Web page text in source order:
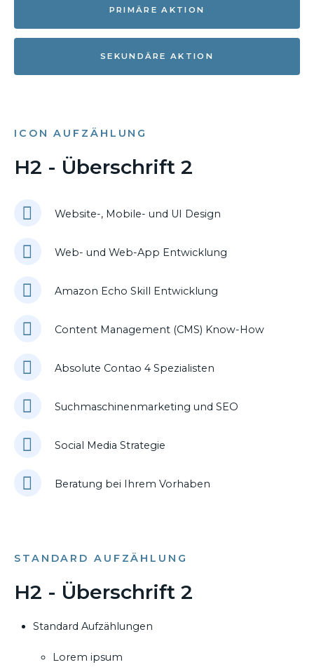
PRIMÄRE AKTION
SEKUNDÄRE AKTION
ICON AUFZÄHLUNG
H2 - Überschrift 2
Website-, Mobile- und UI Design
Web- und Web-App Entwicklung
Amazon Echo Skill Entwicklung
Content Management (CMS) Know-How
Absolute Contao 4 Spezialisten
Suchmaschinenmarketing und SEO
Social Media Strategie
Beratung bei Ihrem Vorhaben
STANDARD AUFZÄHLUNG
H2 - Überschrift 2
Standard Aufzählungen
Lorem ipsum